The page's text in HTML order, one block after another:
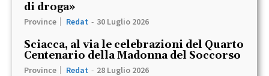
di droga»
Province Redat - 30 Luglio 2026
Sciacca, al via le celebrazioni del Quarto
Centenario della Madonna del Soccorso
Province Redat - 28 Luglio 2026